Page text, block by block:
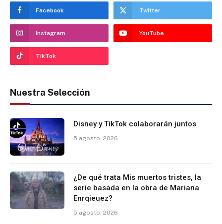
Facebook Twitter
Instagram YouTube
TikTok
Nuestra Selección
Disney y TikTok colaborarán juntos
5 agosto, 2026
¿De qué trata Mis muertos tristes, la
serie basada en la obra de Mariana
Enrqieuez?
5 agosto, 2026